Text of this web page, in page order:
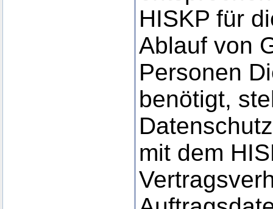
HISKP für
Ablauf von
Personen
benötigt,
mit dem